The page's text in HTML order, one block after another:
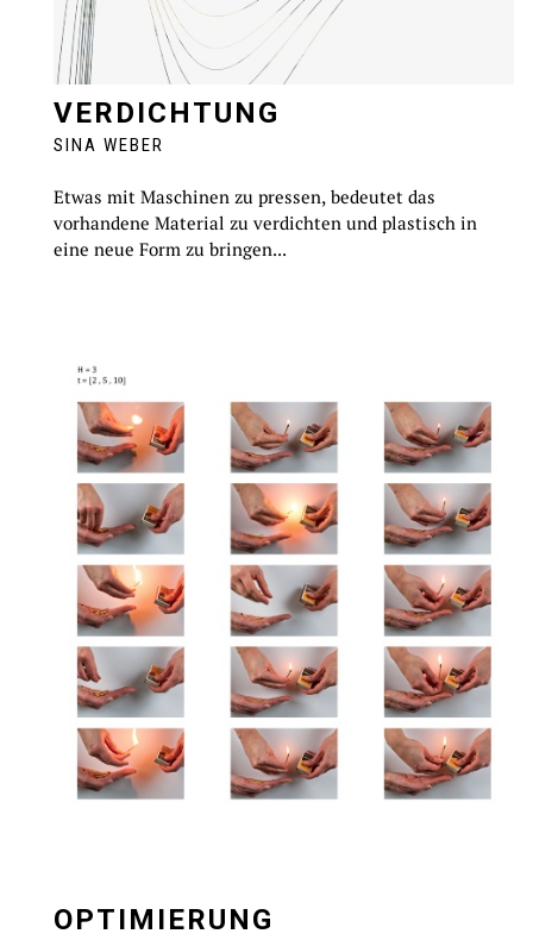
VERDICHTUNG
SINA WEBER
Etwas mit Maschinen zu pressen, bedeutet das
vorhandene Material zu verdichten und plastisch in
eine neue Form zu bringen...
OPTIMIERUNG